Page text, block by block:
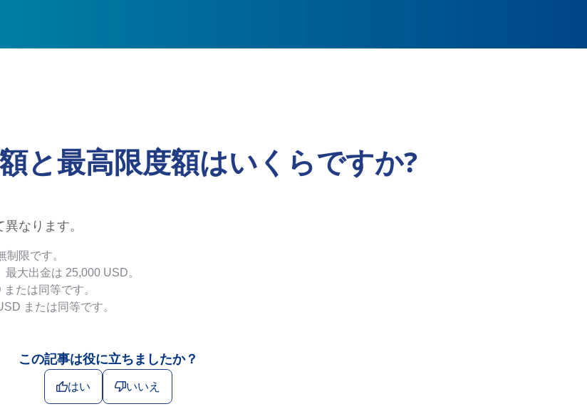
と最高限度額はいくらですか?
なります。
限です。
大出金は 25,000 USD。
たは同等です。
または同等です。
この記事は役に立ちましたか？
はい いいえ